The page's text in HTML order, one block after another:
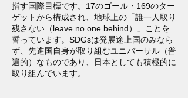
指す国際目標です。17のゴール・169のター
ゲットから構成され、地球上の「誰一人取り
残さない（leave no one behind）」ことを
誓っています。SDGsは発展途上国のみなら
ず、先進国自身が取り組むユニバーサル（普
遍的）なものであり、日本としても積極的に
取り組んでいます。